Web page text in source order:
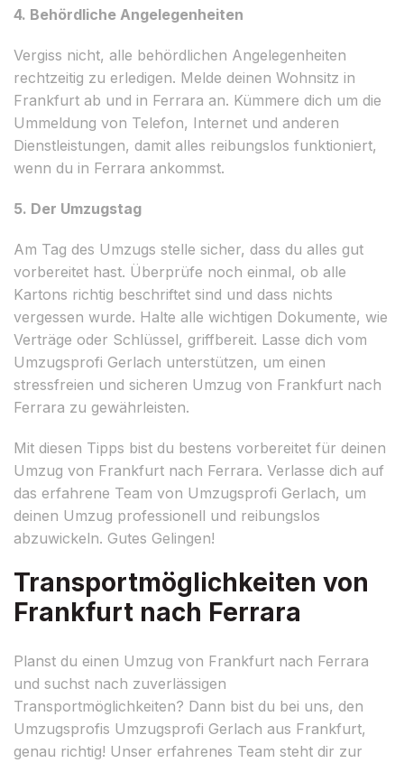
4. Behördliche Angelegenheiten
Vergiss nicht, alle behördlichen Angelegenheiten
rechtzeitig zu erledigen. Melde deinen Wohnsitz in
Frankfurt ab und in Ferrara an. Kümmere dich um die
Ummeldung von Telefon, Internet und anderen
Dienstleistungen, damit alles reibungslos funktioniert,
wenn du in Ferrara ankommst.
5. Der Umzugstag
Am Tag des Umzugs stelle sicher, dass du alles gut
vorbereitet hast. Überprüfe noch einmal, ob alle
Kartons richtig beschriftet sind und dass nichts
vergessen wurde. Halte alle wichtigen Dokumente, wie
Verträge oder Schlüssel, griffbereit. Lasse dich vom
Umzugsprofi Gerlach unterstützen, um einen
stressfreien und sicheren Umzug von Frankfurt nach
Ferrara zu gewährleisten.
Mit diesen Tipps bist du bestens vorbereitet für deinen
Umzug von Frankfurt nach Ferrara. Verlasse dich auf
das erfahrene Team von Umzugsprofi Gerlach, um
deinen Umzug professionell und reibungslos
abzuwickeln. Gutes Gelingen!
Transportmöglichkeiten von
Frankfurt nach Ferrara
Planst du einen Umzug von Frankfurt nach Ferrara
und suchst nach zuverlässigen
Transportmöglichkeiten? Dann bist du bei uns, den
Umzugsprofis Umzugsprofi Gerlach aus Frankfurt,
genau richtig! Unser erfahrenes Team steht dir zur